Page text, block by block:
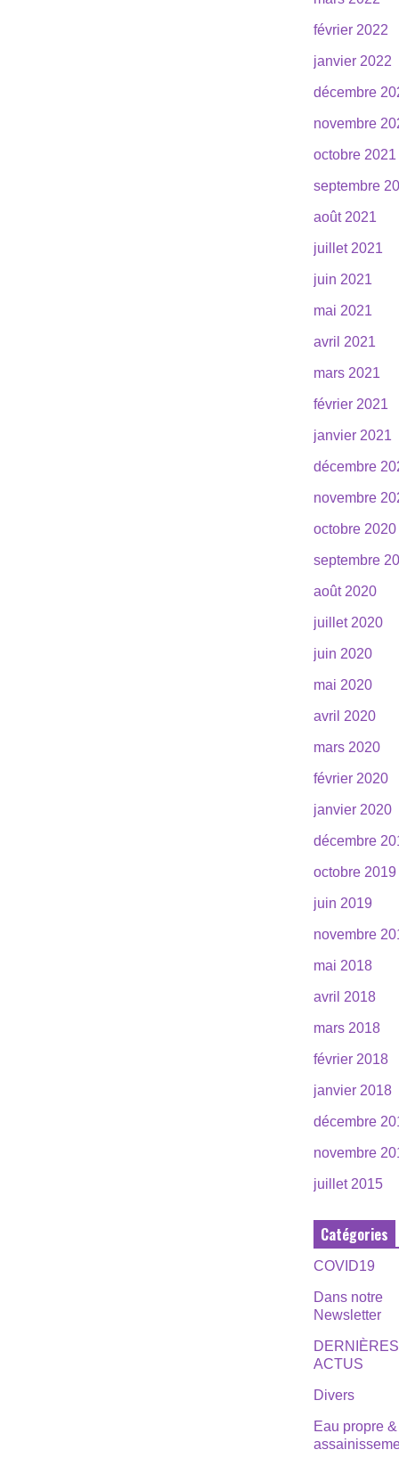
février 2022
janvier 2022
décembre
novembre
octobre 2021
septembre
août 2021
juillet 2021
juin 2021
mai 2021
avril 2021
mars 2021
février 2021
janvier 2021
décembre
novembre
octobre 2020
septembre
août 2020
juillet 2020
juin 2020
mai 2020
avril 2020
mars 2020
février 2020
janvier 2020
décembre
octobre 2019
juin 2019
novembre
mai 2018
avril 2018
mars 2018
février 2018
janvier 2018
décembre
novembre
juillet 2015
Catégories
COVID19
Dans notre
Newsletter
DERNIÈRES
ACTUS
Divers
Eau propre &